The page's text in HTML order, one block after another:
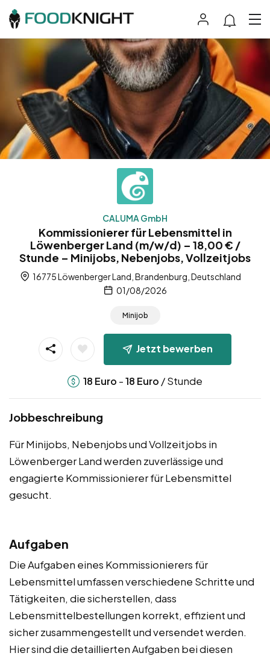
CALUMA GmbH
Kommissionierer für Lebensmittel in
Löwenberger Land (m/w/d) – 18,00 € /
Stunde – Minijobs, Nebenjobs, Vollzeitjobs
16775 Löwenberger Land, Brandenburg, Deutschland
01/08/2026
Minijob
Jetzt bewerben
18 Euro -18 Euro / Stunde
Jobbeschreibung
Für Minijobs, Nebenjobs und Vollzeitjobs in
Löwenberger Land werden zuverlässige und
engagierte Kommissionierer für Lebensmittel
gesucht.
Aufgaben
Die Aufgaben eines Kommissionierers für
Lebensmittel umfassen verschiedene Schritte und
Tätigkeiten, die sicherstellen, dass
Lebensmittelbestellungen korrekt, effizient und
sicher zusammengestellt und versendet werden.
Hier sind die detaillierten Aufgaben bei diesen